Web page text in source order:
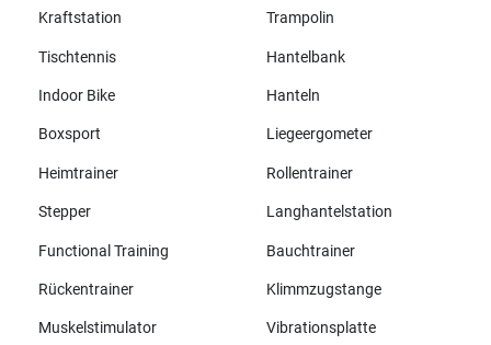
Kraftstation Trampolin
Tischtennis Hantelbank
Indoor Bike Hanteln
Boxsport Liegeergometer
Heimtrainer Rollentrainer
Stepper Langhantelstation
Functional Training Bauchtrainer
Rückentrainer Klimmzugstange
Muskelstimulator Vibrationsplatte